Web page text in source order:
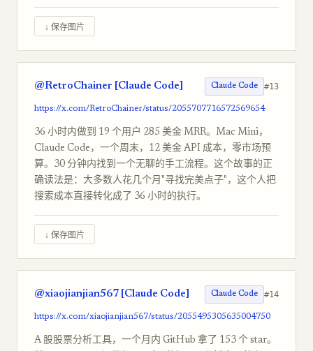
↓ 保存图片
@RetroChainer [Claude Code] Claude Code #13
https://x.com/RetroChainer/status/2055707716572569654
36 小时内做到 19 个用户 285 美金 MRR。Mac Mini，
Claude Code，一个周末，12 美金 API 成本，零市场预
算。30 分钟内找到一个无聊的手工流程。这个故事的正
确读法是：大多数人花几个月"寻找完美点子"，这个人把
搜索成本直接转化成了 36 小时的执行。
↓ 保存图片
@xiaojianjian567 [Claude Code] Claude Code #14
https://x.com/xiaojianjian567/status/2055495305635004750
A 股股票分析工具，一个月内 GitHub 拿了 153 个 star。